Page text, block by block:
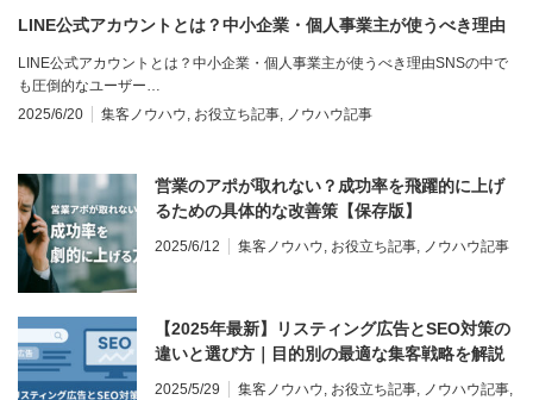
LINE公式アカウントとは？中小企業・個人事業主が使うべき理由
LINE公式アカウントとは？中小企業・個人事業主が使うべき理由SNSの中で
も圧倒的なユーザー…
2025/6/20
集客ノウハウ, お役立ち記事, ノウハウ記事
営業のアポが取れない？成功率を飛躍的に上げ
るための具体的な改善策【保存版】
2025/6/12 集客ノウハウ, お役立ち記事, ノウハウ記事
【2025年最新】リスティング広告とSEO対策の
違いと選び方｜目的別の最適な集客戦略を解説
2025/5/29 集客ノウハウ, お役立ち記事, ノウハウ記事,